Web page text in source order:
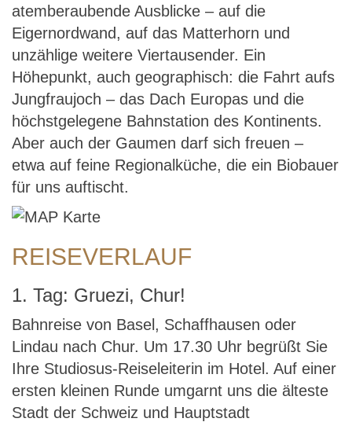
atemberaubende Ausblicke – auf die
Eigernordwand, auf das Matterhorn und
unzählige weitere Viertausender. Ein
Höhepunkt, auch geographisch: die Fahrt aufs
Jungfraujoch – das Dach Europas und die
höchstgelegene Bahnstation des Kontinents.
Aber auch der Gaumen darf sich freuen –
etwa auf feine Regionalküche, die ein Biobauer
für uns auftischt.
REISEVERLAUF
1. Tag: Gruezi, Chur!
Bahnreise von Basel, Schaffhausen oder
Lindau nach Chur. Um 17.30 Uhr begrüßt Sie
Ihre Studiosus-Reiseleiterin im Hotel. Auf einer
ersten kleinen Runde umgarnt uns die älteste
Stadt der Schweiz und Hauptstadt